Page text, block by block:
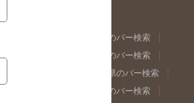
福島県のバー検索
東京都のバー検索
岐阜県のバー検索
奈良県のバー検索